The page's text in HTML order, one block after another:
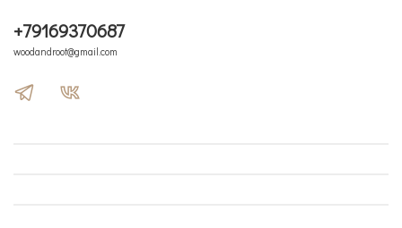
+79169370687
woodandroot@gmail.com